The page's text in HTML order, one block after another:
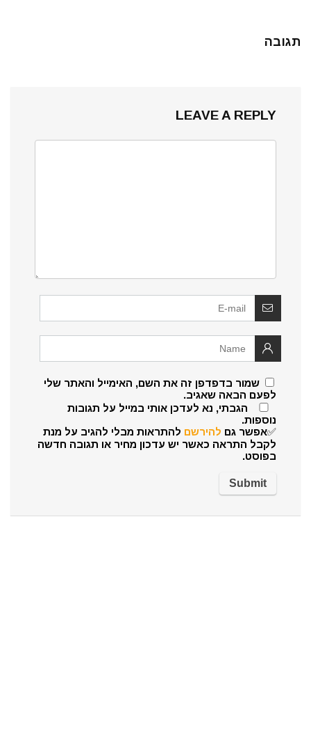
תגובה
LEAVE A REPLY
שמור בדפדפן זה את השם, האימייל והאתר שלי
לפעם הבאה שאגיב.
הגבתי, נא לעדכן אותי במייל על תגובות
נוספות.
✅אפשר גם להירשם להתראות מבלי להגיב על מנת
לקבל התראה כאשר יש עדכון מחיר או תגובה חדשה
בפוסט.